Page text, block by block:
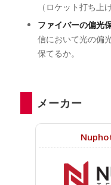
（ロケット打ち上
ファイバーの偏光
信において光の偏
保てるか。
メーカー